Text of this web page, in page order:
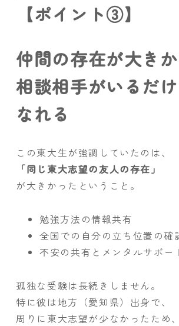
【ポイント③】
仲間の存在が大きか
相談相手がいるだ
なれる
この東大生が強調していたのは、
「同じ東大志望の友人の存在」
が大きかったということ。
勉強方法の情報共有
全国での自分の立ち位置の確
不安の共有とメンタルサポー
孤独な受験は長続きしません。
特に彼は地方（愛知県）出身で、
周りに東大志望が少なかったため、